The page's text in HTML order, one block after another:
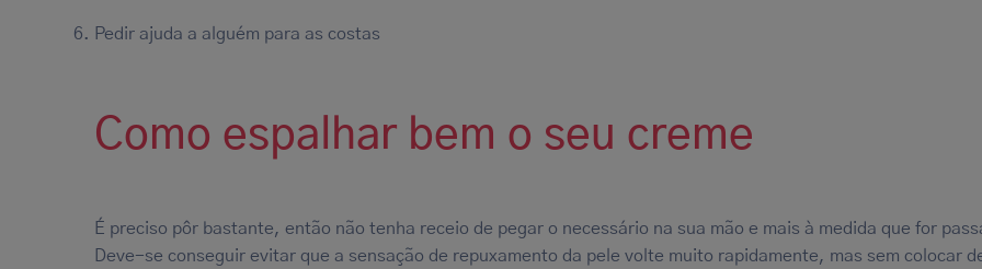
Pedir ajuda a alguém para as costas
Como espalhar bem o seu creme
É preciso pôr bastante, então não tenha receio de pegar o necessário na sua mão e mais à medida que for
Deve-se conseguir evitar que a sensação de repuxamento da pele volte muito rapidamente, mas sem colocar